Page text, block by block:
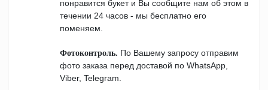
понравится букет и Вы сообщите нам об этом в
течении 24 часов - мы бесплатно его
поменяем.
Фотоконтроль. По Вашему запросу отправим
фото заказа перед доставой по WhatsApp,
Viber, Telegram.